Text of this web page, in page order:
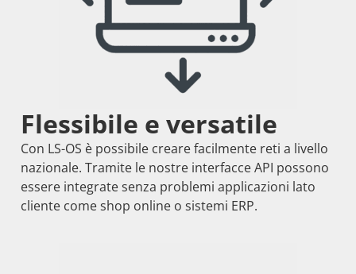
Flessibile e versatile
Con LS-OS è possibile creare facilmente reti a livello
nazionale. Tramite le nostre interfacce API possono
essere integrate senza problemi applicazioni lato
cliente come shop online o sistemi ERP.